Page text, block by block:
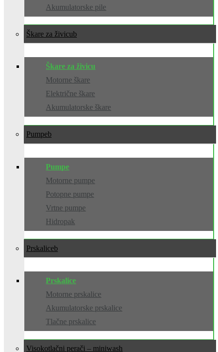
Akumulatorske pile
Škare za živicu
Škare za živicu
Motorne škare
Električne škare
Akumulatorske škare
Pumpe
Pumpe
Motorne pumpe
Potopne pumpe
Vrtne pumpe
Hidropak
Prskalice
Prskalice
Motorne prskalice
Akumulatorske prskalice
Tlačne prskalice
Visokotlačni perači – miniwash